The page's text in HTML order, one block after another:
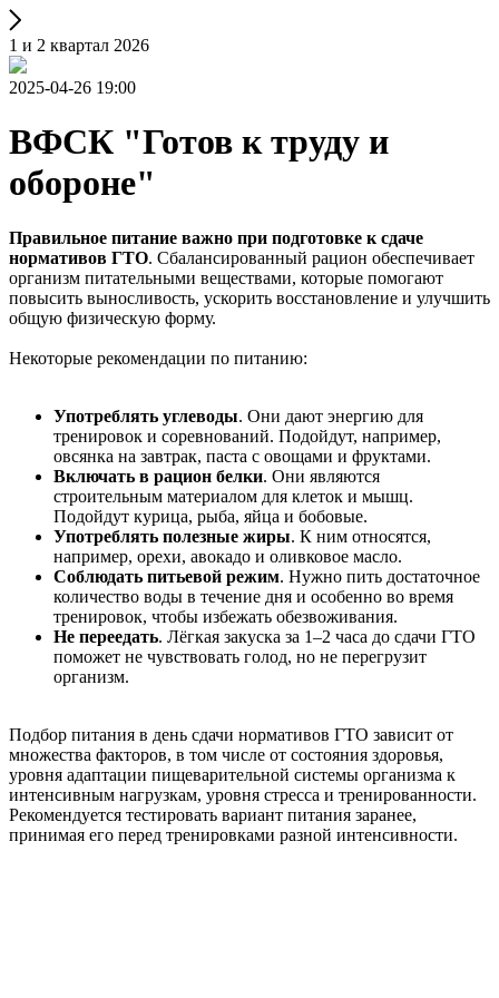
1 и 2 квартал 2026
2025-04-26 19:00
ВФСК "Готов к труду и
обороне"
Правильное питание важно при подготовке к сдаче
нормативов ГТО. Сбалансированный рацион обеспечивает
организм питательными веществами, которые помогают
повысить выносливость, ускорить восстановление и улучшить
общую физическую форму.
Некоторые рекомендации по питанию:
Употреблять углеводы. Они дают энергию для
тренировок и соревнований. Подойдут, например,
овсянка на завтрак, паста с овощами и фруктами.
Включать в рацион белки. Они являются
строительным материалом для клеток и мышц.
Подойдут курица, рыба, яйца и бобовые.
Употреблять полезные жиры. К ним относятся,
например, орехи, авокадо и оливковое масло.
Соблюдать питьевой режим. Нужно пить достаточное
количество воды в течение дня и особенно во время
тренировок, чтобы избежать обезвоживания.
Не переедать. Лёгкая закуска за 1–2 часа до сдачи ГТО
поможет не чувствовать голод, но не перегрузит
организм.
Подбор питания в день сдачи нормативов ГТО зависит от
множества факторов, в том числе от состояния здоровья,
уровня адаптации пищеварительной системы организма к
интенсивным нагрузкам, уровня стресса и тренированности.
Рекомендуется тестировать вариант питания заранее,
принимая его перед тренировками разной интенсивности.